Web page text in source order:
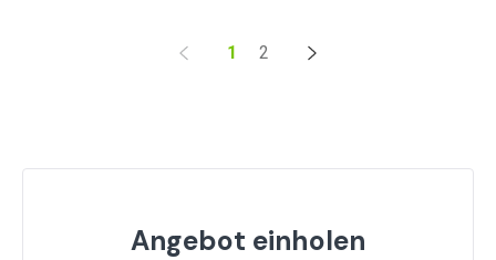
1 2
Angebot einholen